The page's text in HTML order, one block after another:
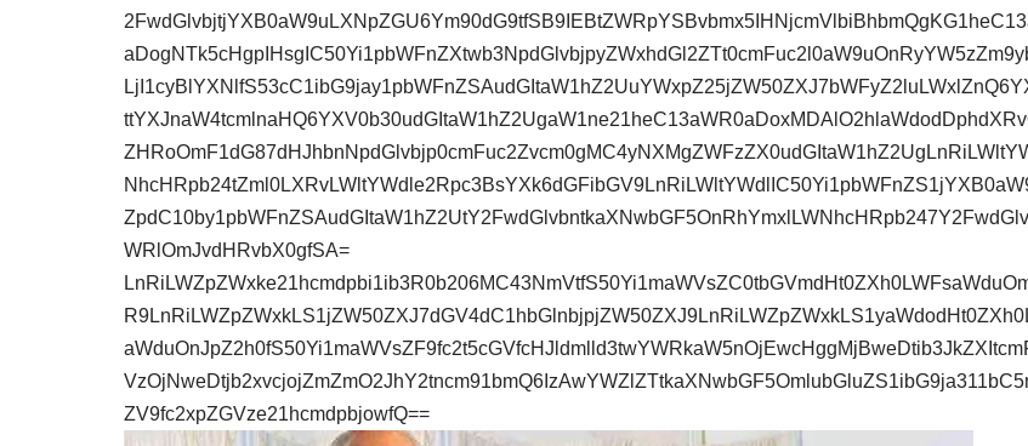
WRlOmJvdHRvbX0gfSA=
ZV9fc2xpZGVze21hcmdpbjowfQ==